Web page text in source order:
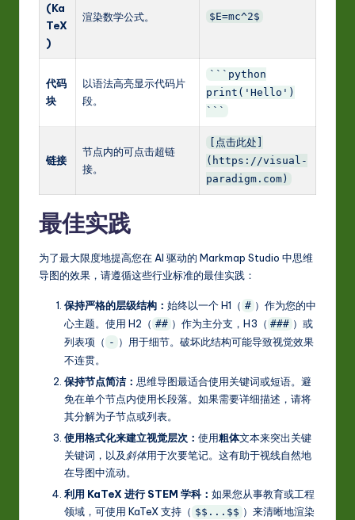
(Ka
TeX
)
渲染数学公式。 $E=mc^2$
代码
块
以语法高亮显示代码片
段。
```python
print('Hello')
```
链接
节点内的可点击超链
接。
[点击此处]
(https://visual-
paradigm.com)
最佳实践
为了最大限度地提高您在 AI 驱动的 Markmap Studio 中思维
导图的效果，请遵循这些行业标准的最佳实践：
保持严格的层级结构： 始终以一个 H1（ # ）作为您的中
心主题。使用 H2（ ## ）作为主分支，H3（ ### ）或
列表项（ - ）用于细节。破坏此结构可能导致视觉效果
不连贯。
保持节点简洁： 思维导图最适合使用关键词或短语。避
免在单个节点内使用长段落。如果需要详细描述，请将
其分解为子节点或列表。
使用格式化来建立视觉层次： 使用粗体文本来突出关键
关键词，以及斜体用于次要笔记。这有助于视线自然地
在导图中流动。
利用 KaTeX 进行 STEM 学科： 如果您从事教育或工程
领域，可使用 KaTeX 支持（ $$...$$ ）来清晰地渲染